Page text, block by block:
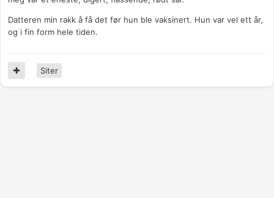
Datteren min rakk å få det før hun ble vaksinert. Hun var vel ett år,
og i fin form hele tiden.
Siter